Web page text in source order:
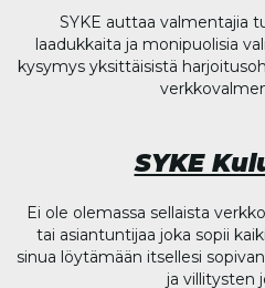
SYKE auttaa valmentajia
laadukkaita ja monipuolisia
kysymys yksittäisistä
SYKE
Ei ole olemassa sellaista
tai asiantuntijaa joka sopii
sinua löytämään itsellesi
ja villitysten